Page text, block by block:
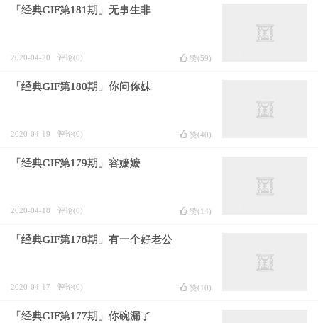
「经典GIF第181期」无事生非
2020-04-20 评论(0) 赞(59)
「经典GIF第180期」你问你妹
2020-04-19 评论(0) 赞(40)
「经典GIF第179期」容嬷嬷
2020-04-18 评论(0) 赞(14)
「经典GIF第178期」有一个好老公
2020-04-17 评论(0) 赞(10)
「经典GIF第177期」你碗漏了